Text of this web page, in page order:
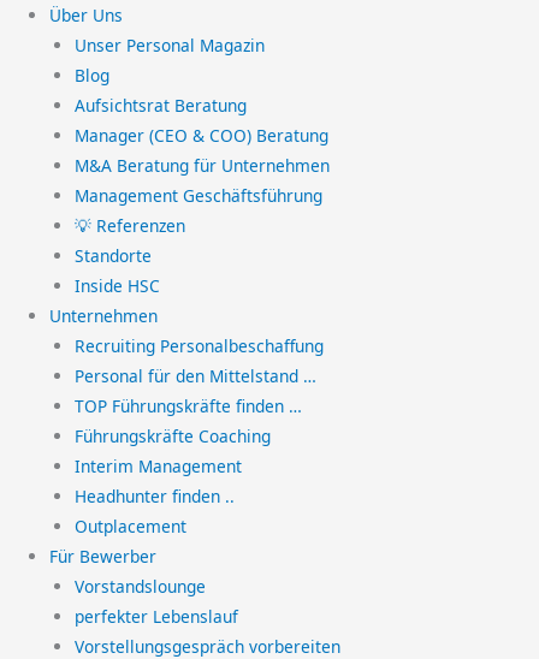
Über Uns
Unser Personal Magazin
Blog
Aufsichtsrat Beratung
Manager (CEO & COO) Beratung
M&A Beratung für Unternehmen
Management Geschäftsführung
💡 Referenzen
Standorte
Inside HSC
Unternehmen
Recruiting Personalbeschaffung
Personal für den Mittelstand …
TOP Führungskräfte finden …
Führungskräfte Coaching
Interim Management
Headhunter finden ..
Outplacement
Für Bewerber
Vorstandslounge
perfekter Lebenslauf
Vorstellungsgespräch vorbereiten